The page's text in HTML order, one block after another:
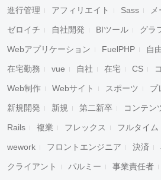
進行管理 アフィリエイト Sass
ゼロイチ 自社開発 BIツール グラ
Webアプリケーション FuelPHP 自
在宅勤務 vue 自社 在宅 CS
Web制作 Webサイト スポーツ プ
新規開発 新規 第二新卒 コンテン
Rails 複業 フレックス フルタイム
wework フロントエンジニア 決済
クライアント パルミー 事業責任者